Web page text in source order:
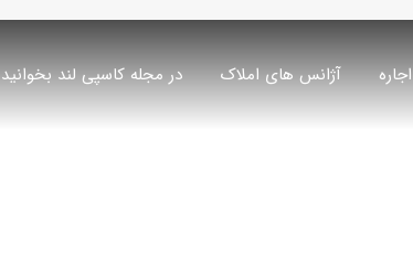
اجاره آژانس های املاک در مجله کاسپی لند بخوانید